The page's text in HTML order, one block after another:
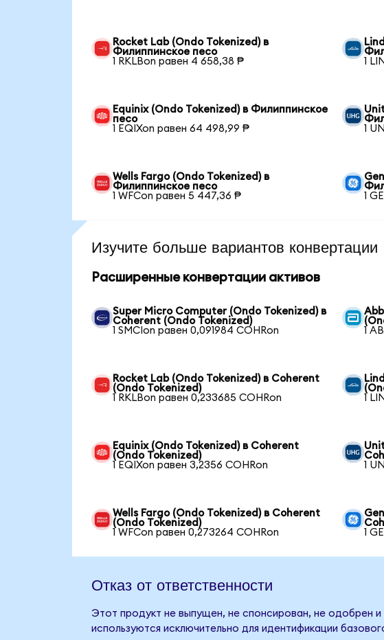
Rocket Lab (Ondo Tokenized) в
Филиппинское песо
1 RKLBon равен 4 658,38 ₱
1
Equinix (Ondo Tokenized) в Филиппинское
песо
1 EQIXon равен 64 498,99 ₱
1
Wells Fargo (Ondo Tokenized) в
Филиппинское песо
1 WFCon равен 5 447,36 ₱
1
Изучите больше вариантов конвертации
Расширенные конвертации активов
Super Micro Computer (Ondo Tokenized) в
Coherent (Ondo Tokenized)
1 SMCIon равен 0,091984 COHRon
1
Rocket Lab (Ondo Tokenized) в Coherent
(Ondo Tokenized)
1 RKLBon равен 0,233685 COHRon
1
Equinix (Ondo Tokenized) в Coherent
(Ondo Tokenized)
1 EQIXon равен 3,2356 COHRon
1
Wells Fargo (Ondo Tokenized) в Coherent
(Ondo Tokenized)
1 WFCon равен 0,273264 COHRon
1
Отказ от ответственности
Этот продукт не выпущен, не спонсирован, не одобрен
используются исключительно для идентификации